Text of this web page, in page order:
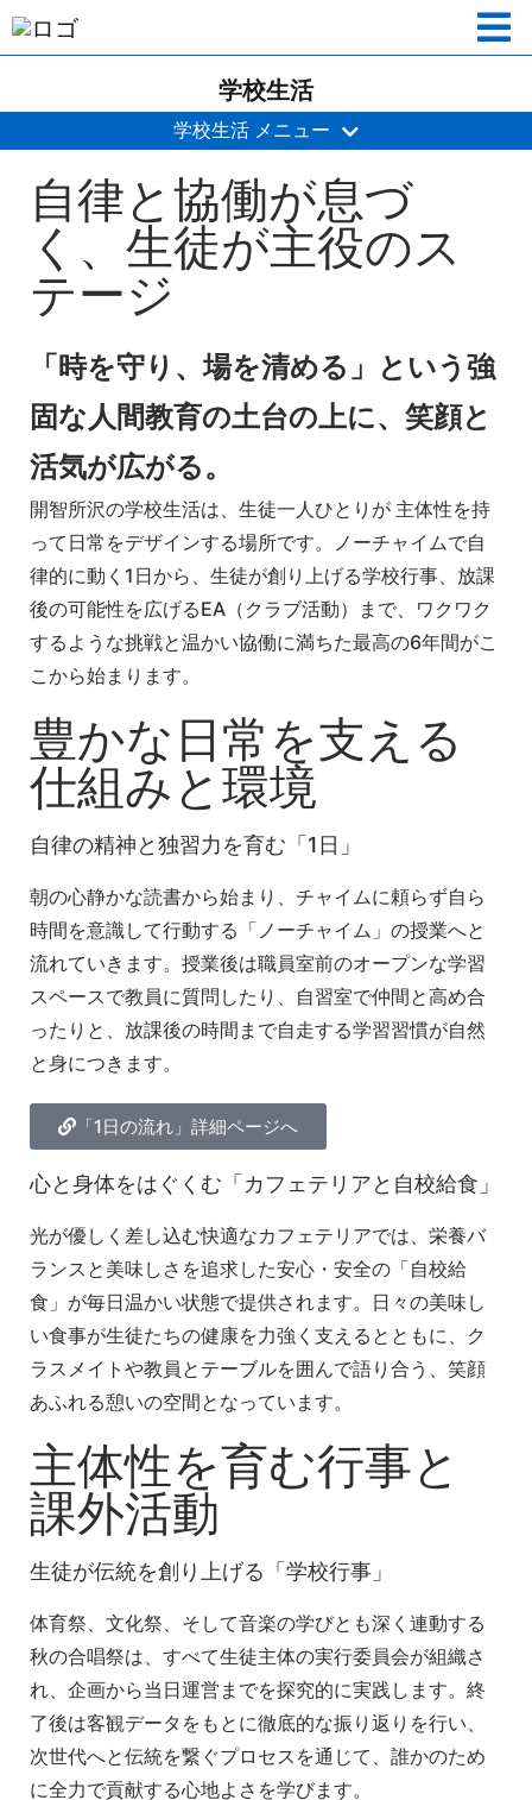
学校生活
学校生活 メニュー
自律と協働が息づ
く、生徒が主役のス
テージ
「時を守り、場を清める」という強
固な人間教育の土台の上に、笑顔と
活気が広がる。
開智所沢の学校生活は、生徒一人ひとりが 主体性を持
って日常をデザインする場所です。ノーチャイムで自
律的に動く1日から、生徒が創り上げる学校行事、放課
後の可能性を広げるEA（クラブ活動）まで、ワクワク
するような挑戦と温かい協働に満ちた最高の6年間がこ
こから始まります。
豊かな日常を支える
仕組みと環境
自律の精神と独習力を育む「1日」
朝の心静かな読書から始まり、チャイムに頼らず自ら
時間を意識して行動する「ノーチャイム」の授業へと
流れていきます。授業後は職員室前のオープンな学習
スペースで教員に質問したり、自習室で仲間と高め合
ったりと、放課後の時間まで自走する学習習慣が自然
と身につきます。
「1日の流れ」詳細ページへ
心と身体をはぐくむ「カフェテリアと自校給食」
光が優しく差し込む快適なカフェテリアでは、栄養バ
ランスと美味しさを追求した安心・安全の「自校給
食」が毎日温かい状態で提供されます。日々の美味し
い食事が生徒たちの健康を力強く支えるとともに、ク
ラスメイトや教員とテーブルを囲んで語り合う、笑顔
あふれる憩いの空間となっています。
主体性を育む行事と
課外活動
生徒が伝統を創り上げる「学校行事」
体育祭、文化祭、そして音楽の学びとも深く連動する
秋の合唱祭は、すべて生徒主体の実行委員会が組織さ
れ、企画から当日運営までを探究的に実践します。終
了後は客観データをもとに徹底的な振り返りを行い、
次世代へと伝統を繋ぐプロセスを通じて、誰かのため
に全力で貢献する心地よさを学びます。